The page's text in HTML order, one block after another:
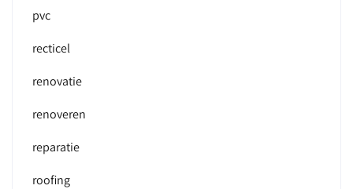
pvc
recticel
renovatie
renoveren
reparatie
roofing